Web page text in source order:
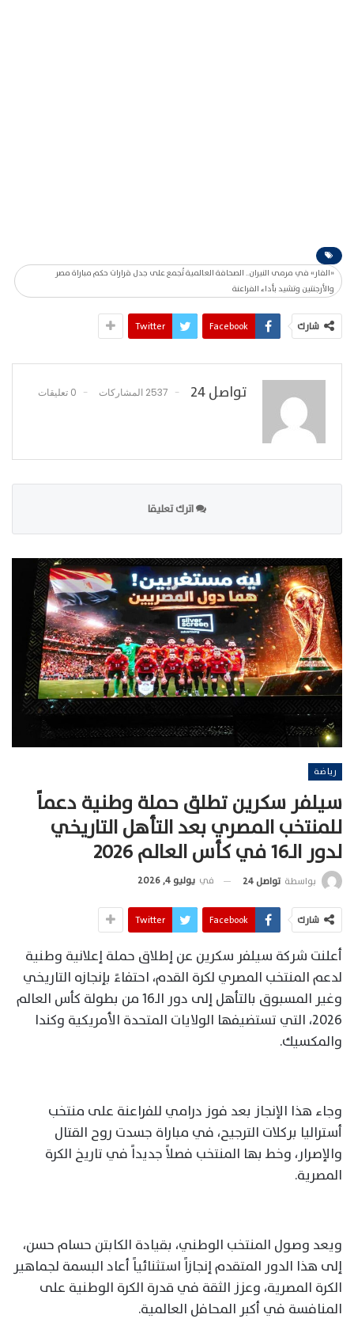
«الفار» في مرمى النيران.. الصحافة العالمية تُجمع على جدل قرارات حكم مباراة مصر
والأرجنتين وتشيد بأداء الفراعنة
شارك Facebook
Twitter
تواصل 24 2537 المشاركات 0 تعليقات
اترك تعليقا
رياضة
سيلفر سكرين تطلق حملة وطنية دعماً
للمنتخب المصري بعد التأهل التاريخي
لدور الـ16 في كأس العالم 2026
بواسطة تواصل 24 في يوليو 4, 2026
شارك Facebook
Twitter
أعلنت شركة سيلفر سكرين عن إطلاق حملة إعلانية وطنية
لدعم المنتخب المصري لكرة القدم، احتفاءً بإنجازه التاريخي
وغير المسبوق بالتأهل إلى دور الـ16 من بطولة كأس العالم
2026، التي تستضيفها الولايات المتحدة الأمريكية وكندا
والمكسيك.
وجاء هذا الإنجاز بعد فوز درامي للفراعنة على منتخب
أستراليا بركلات الترجيح، في مباراة جسدت روح القتال
والإصرار، وخط بها المنتخب فصلاً جديداً في تاريخ الكرة
المصرية.
ويعد وصول المنتخب الوطني، بقيادة الكابتن حسام حسن،
إلى هذا الدور المتقدم إنجازاً استثنائياً أعاد البسمة لجماهير
الكرة المصرية، وعزز الثقة في قدرة الكرة الوطنية على
المنافسة في أكبر المحافل العالمية.